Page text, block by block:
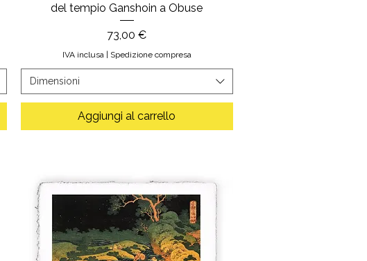
del tempio Ganshoin a Obuse
Prezzo
73,00 €
IVA inclusa | Spedizione compresa
Dimensioni
Aggiungi al carrello